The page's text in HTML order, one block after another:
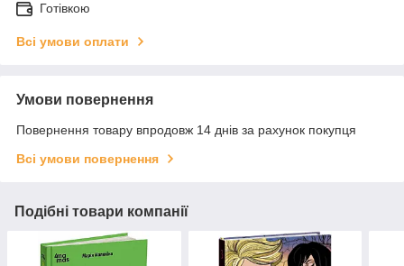
Готівкою
Всі умови оплати
Умови повернення
Повернення товару впродовж 14 днів за рахунок покупця
Всі умови повернення
Подібні товари компанії